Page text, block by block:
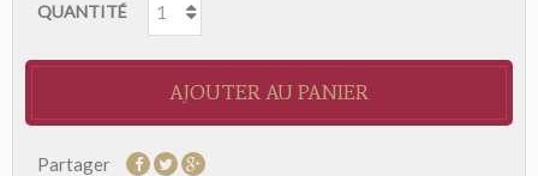
QUANTITÉ
AJOUTER AU PANIER
Partager